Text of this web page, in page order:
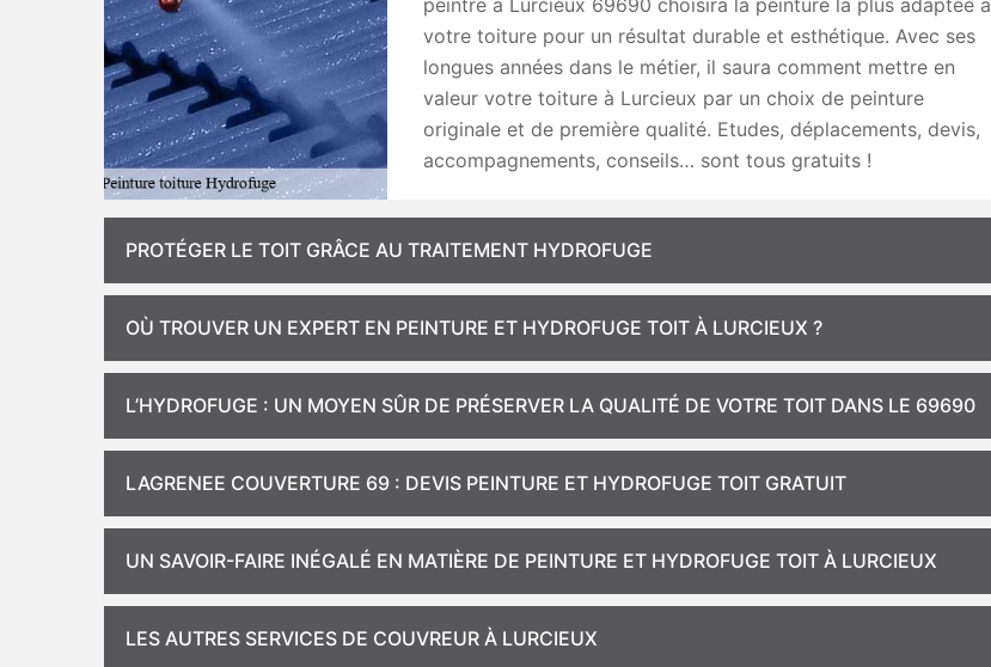
peintre à Lurcieux 69690 choisira la peinture la plus adaptée à
votre toiture pour un résultat durable et esthétique. Avec ses
longues années dans le métier, il saura comment mettre en
valeur votre toiture à Lurcieux par un choix de peinture
originale et de première qualité. Etudes, déplacements, devis,
accompagnements, conseils… sont tous gratuits !
PROTÉGER LE TOIT GRÂCE AU TRAITEMENT HYDROFUGE
OÙ TROUVER UN EXPERT EN PEINTURE ET HYDROFUGE TOIT À LURCIEUX ?
L’HYDROFUGE : UN MOYEN SÛR DE PRÉSERVER LA QUALITÉ DE VOTRE TOIT DANS LE 69690
LAGRENEE COUVERTURE 69 : DEVIS PEINTURE ET HYDROFUGE TOIT GRATUIT
UN SAVOIR-FAIRE INÉGALÉ EN MATIÈRE DE PEINTURE ET HYDROFUGE TOIT À LURCIEUX
LES AUTRES SERVICES DE COUVREUR À LURCIEUX